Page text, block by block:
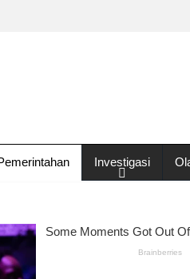
Investigasi